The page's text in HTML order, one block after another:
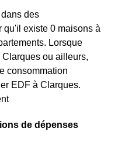
des
qu'il existe 0 maisons à
Lorsque
ou ailleurs,
consommation
EDF à Clarques.
de dépenses